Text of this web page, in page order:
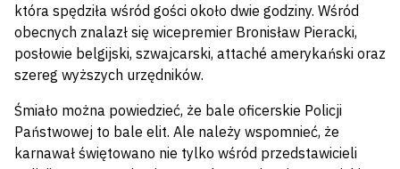
która spędziła wśród gości około dwie godziny. Wśród
obecnych znalazł się wicepremier Bronisław Pieracki,
posłowie belgijski, szwajcarski, attaché amerykański oraz
szereg wyższych urzędników.
Śmiało można powiedzieć, że bale oficerskie Policji
Państwowej to bale elit. Ale należy wspomnieć, że
karnawał świętowano nie tylko wśród przedstawicieli